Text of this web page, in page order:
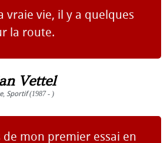
vraie vie, il y a quelques
la route.
Vettel
, Sportif(1987 - )
de mon premier essai en